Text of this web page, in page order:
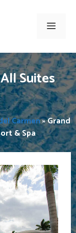
Menu
Suites
Carmen»Grand
& Spa